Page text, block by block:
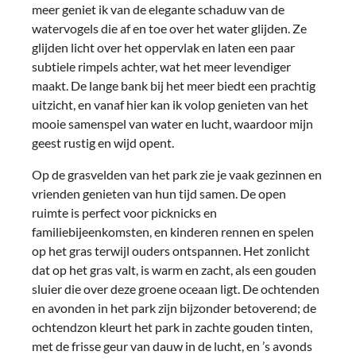
meer geniet ik van de elegante schaduw van de
watervogels die af en toe over het water glijden. Ze
glijden licht over het oppervlak en laten een paar
subtiele rimpels achter, wat het meer levendiger
maakt. De lange bank bij het meer biedt een prachtig
uitzicht, en vanaf hier kan ik volop genieten van het
mooie samenspel van water en lucht, waardoor mijn
geest rustig en wijd opent.
Op de grasvelden van het park zie je vaak gezinnen en
vrienden genieten van hun tijd samen. De open
ruimte is perfect voor picknicks en
familiebijeenkomsten, en kinderen rennen en spelen
op het gras terwijl ouders ontspannen. Het zonlicht
dat op het gras valt, is warm en zacht, als een gouden
sluier die over deze groene oceaan ligt. De ochtenden
en avonden in het park zijn bijzonder betoverend; de
ochtendzon kleurt het park in zachte gouden tinten,
met de frisse geur van dauw in de lucht, en ’s avonds